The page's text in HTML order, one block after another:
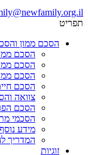
תפריט
הסכם ממון
הסכם
הסכם
הסכם
הסכם
צוואה
הסכם
הסכמי
מידע
המדריך
זוגיות